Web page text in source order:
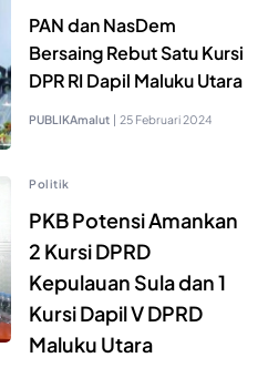
PAN dan NasDem
Bersaing Rebut Satu Kursi
DPR RI Dapil Maluku Utara
PUBLIKAmalut | 25 Februari 2024
Politik
PKB Potensi Amankan
2 Kursi DPRD
Kepulauan Sula dan 1
Kursi Dapil V DPRD
Maluku Utara